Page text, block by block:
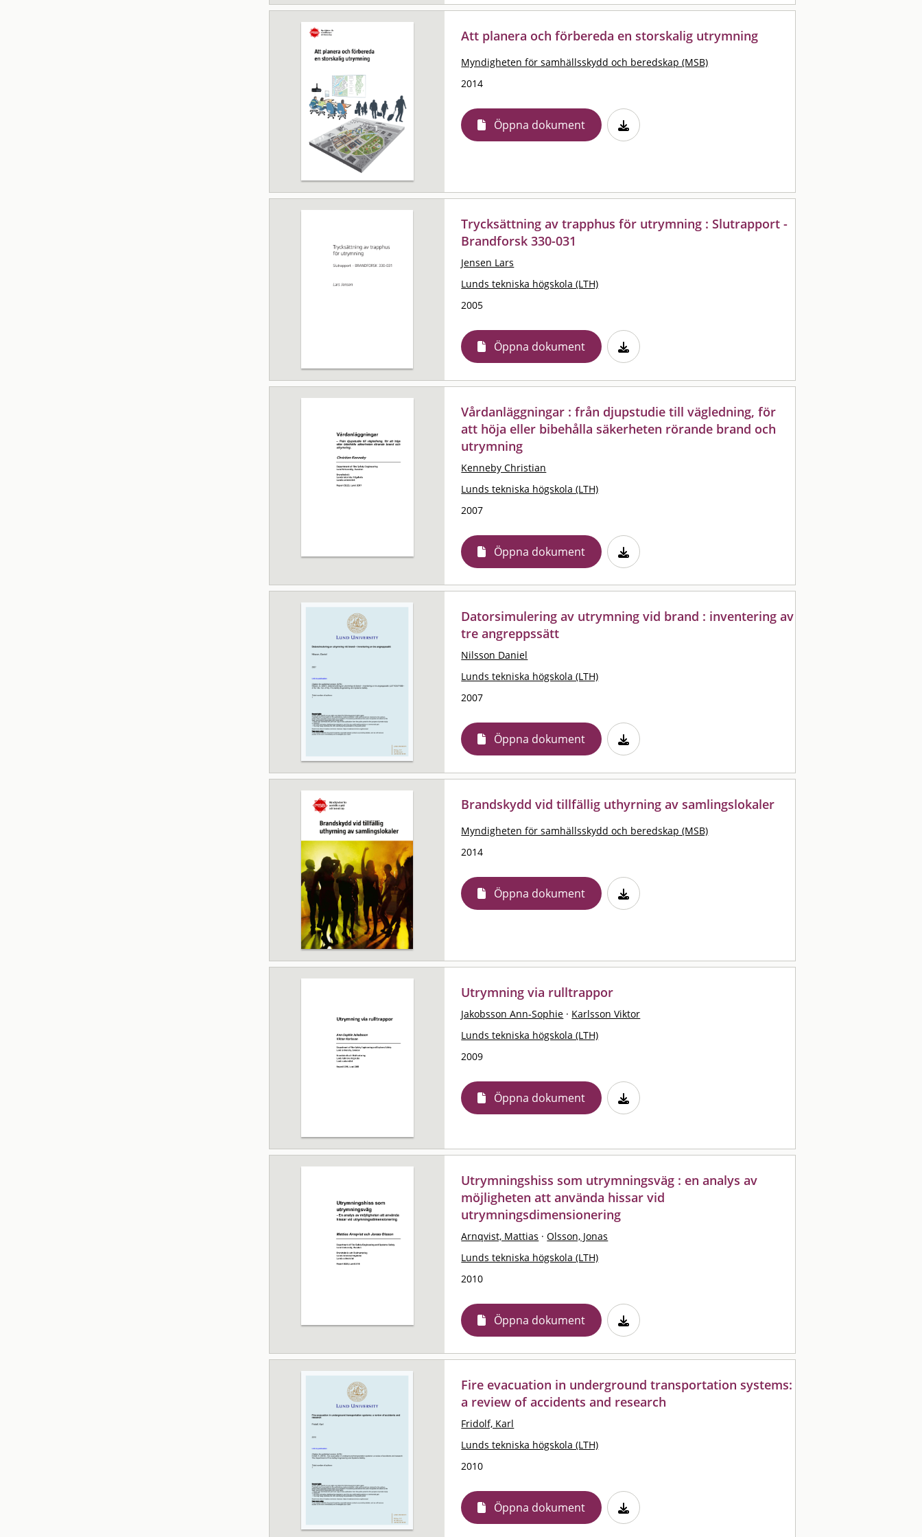
Att planera och förbereda en storskalig utrymning
Myndigheten för samhällsskydd och beredskap (MSB)
2014
Öppna dokument
Trycksättning av trapphus för utrymning : Slutrapport -
Brandforsk 330-031
Jensen Lars
Lunds tekniska högskola (LTH)
2005
Öppna dokument
Vårdanläggningar : från djupstudie till vägledning, för
att höja eller bibehålla säkerheten rörande brand och
utrymning
Kenneby Christian
Lunds tekniska högskola (LTH)
2007
Öppna dokument
Datorsimulering av utrymning vid brand : inventering av
tre angreppssätt
Nilsson Daniel
Lunds tekniska högskola (LTH)
2007
Öppna dokument
Brandskydd vid tillfällig uthyrning av samlingslokaler
Myndigheten för samhällsskydd och beredskap (MSB)
2014
Öppna dokument
Utrymning via rulltrappor
Jakobsson Ann-Sophie · Karlsson Viktor
Lunds tekniska högskola (LTH)
2009
Öppna dokument
Utrymningshiss som utrymningsväg : en analys av
möjligheten att använda hissar vid
utrymningsdimensionering
Arnqvist, Mattias · Olsson, Jonas
Lunds tekniska högskola (LTH)
2010
Öppna dokument
Fire evacuation in underground transportation systems:
a review of accidents and research
Fridolf, Karl
Lunds tekniska högskola (LTH)
2010
Öppna dokument